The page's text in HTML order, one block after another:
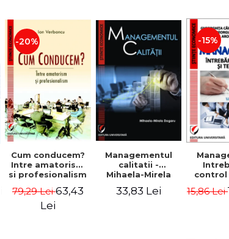
-20%
Cum conducem?
Intre amatorism
si profesionalism
79,29 Lei63,43
Lei
Managementul
calitatii -
Mihaela-Mirela
33,83 Lei
-15%
15,86 Lei